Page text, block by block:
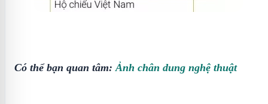
Có thể bạn quan tâm:Ảnh chân dung nghệ thuật